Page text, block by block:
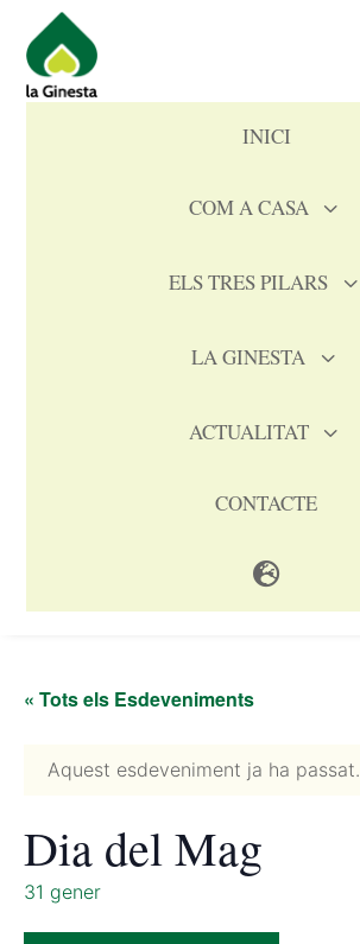
INICI
3
COM A CASA
3
ELS TRES PILARS
3
LA GINESTA
3
ACTUALITAT
CONTACTE

« Tots els Esdeveniments
Aquest esdeveniment ja ha passat.
Dia del Mag
31 gener